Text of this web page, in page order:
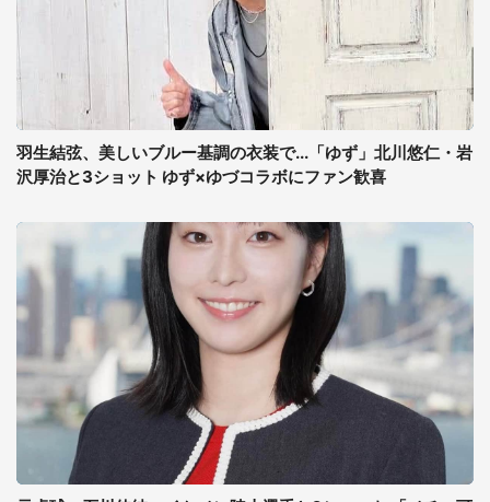
羽生結弦、美しいブルー基調の衣装で...「ゆず」北川悠仁・岩
沢厚治と3ショット ゆず×ゆづコラボにファン歓喜